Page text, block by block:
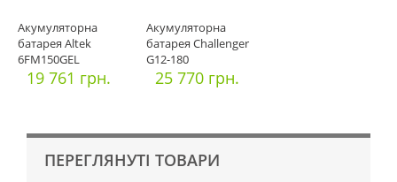
Акумуляторна
батарея Altek
6FM150GEL
19 761 грн.
Акумуляторна
батарея Challenger
G12-180
25 770 грн.
ПЕРЕГЛЯНУТІ ТОВАРИ